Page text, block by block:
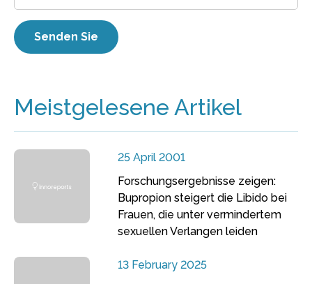
Meistgelesene Artikel
25 April 2001
Forschungsergebnisse zeigen:
Bupropion steigert die Libido bei
Frauen, die unter vermindertem
sexuellen Verlangen leiden
13 February 2025